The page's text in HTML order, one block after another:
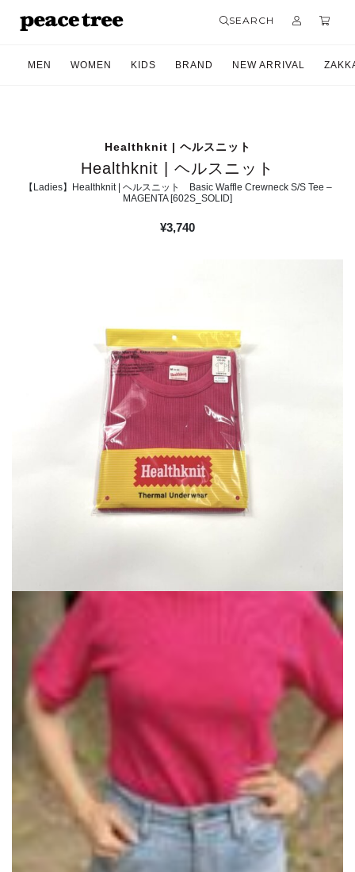
SEARCH
MEN WOMEN KIDS BRAND NEW ARRIVAL
Healthknit | ヘルスニット
Healthknit | ヘルスニット
【Ladies】Healthknit | ヘルスニット Basic Waffle Crewneck S/S Tee –
MAGENTA [602S_SOLID]
¥3,740